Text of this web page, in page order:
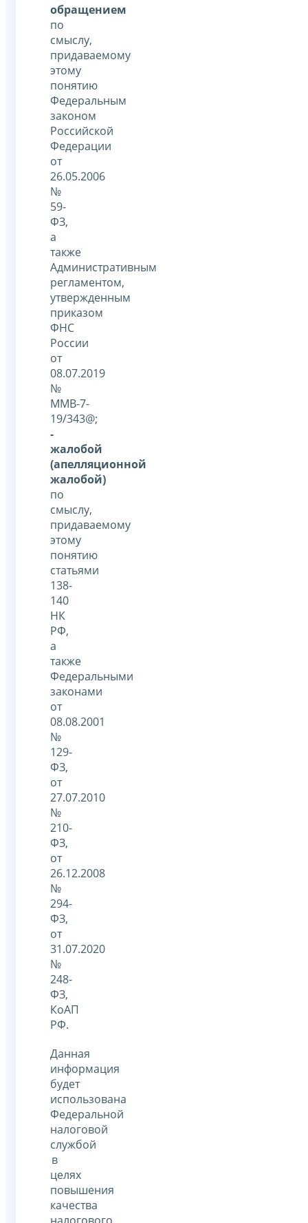
обращением
по
смыслу,
придаваемому
этому
понятию
Федеральным
законом
Российской
Федерации
от
26.05.2006
№
59-
ФЗ,
а
также
Административным
регламентом,
утвержденным
приказом
ФНС
России
от
08.07.2019
№
ММВ-7-
19/343@;
-
жалобой
(апелляционной
жалобой)
по
смыслу,
придаваемому
этому
понятию
статьями
138-
140
НК
РФ,
а
также
Федеральными
законами
от
08.08.2001
№
129-
ФЗ,
от
27.07.2010
№
210-
ФЗ,
от
26.12.2008
№
294-
ФЗ,
от
31.07.2020
№
248-
ФЗ,
КоАП
РФ.
Данная
информация
будет
использована
Федеральной
налоговой
службой
в
целях
повышения
качества